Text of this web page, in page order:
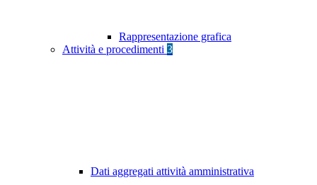
Rappresentazione grafica
Attività e procedimenti 3
Dati aggregati attività amministrativa